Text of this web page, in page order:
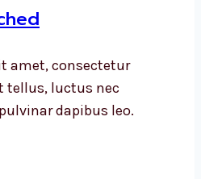
amet, consectetur
tellus, luctus nec
dapibus leo.